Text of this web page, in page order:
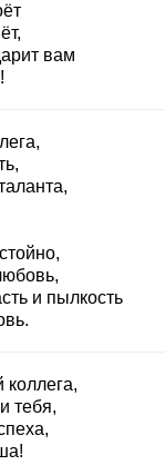
вам
и пылкость
тебя,